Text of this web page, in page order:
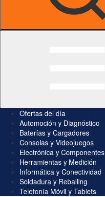
Ofertas del día
Automoción y Diagnóstico
Baterías y Cargadores
Consolas y Videojuegos
Electrónica y Componentes
Herramientas y Medición
Informática y Conectividad
Soldadura y Reballing
Telefonía Móvil y Tablets